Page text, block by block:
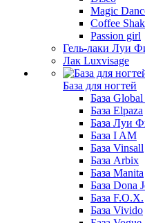
Magic
Coffee
Passion girl
Гель-лаки Луи
Лак Luxvisage
База для ногтей
База
База Elpaza
База Луи
База I AM
База Vinsall
База Arbix
База Manita
База Dona
База F.O.X.
База Vivido